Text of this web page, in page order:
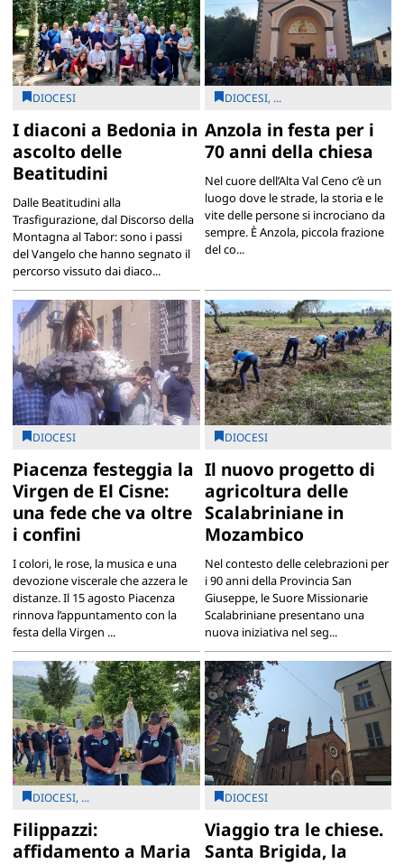
DIOCESI
I diaconi a Bedonia in
ascolto delle
Beatitudini
Dalle Beatitudini alla
Trasfigurazione, dal Discorso della
Montagna al Tabor: sono i passi
del Vangelo che hanno segnato il
percorso vissuto dai diaco...
DIOCESI, ...
Anzola in festa per i
70 anni della chiesa
Nel cuore dell’Alta Val Ceno c’è un
luogo dove le strade, la storia e le
vite delle persone si incrociano da
sempre. È Anzola, piccola frazione
del co...
DIOCESI
Piacenza festeggia la
Virgen de El Cisne:
una fede che va oltre
i confini
I colori, le rose, la musica e una
devozione viscerale che azzera le
distanze. Il 15 agosto Piacenza
rinnova l’appuntamento con la
festa della Virgen ...
DIOCESI
Il nuovo progetto di
agricoltura delle
Scalabriniane in
Mozambico
Nel contesto delle celebrazioni per
i 90 anni della Provincia San
Giuseppe, le Suore Missionarie
Scalabriniane presentano una
nuova iniziativa nel seg...
DIOCESI, ...
Filippazzi:
affidamento a Maria
DIOCESI
Viaggio tra le chiese.
Santa Brigida, la